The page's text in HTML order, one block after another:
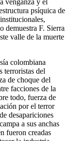
psíquica de
demuestra F. Sierra
valle de la muerte
colombiana
terroristas del
de choque del
facciones de la
todo, fuerza de
por el terror
desapariciones
a sus anchas
fueron creadas